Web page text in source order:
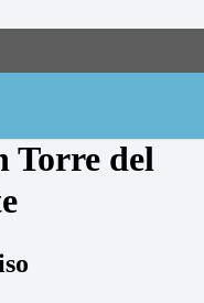
Torre del